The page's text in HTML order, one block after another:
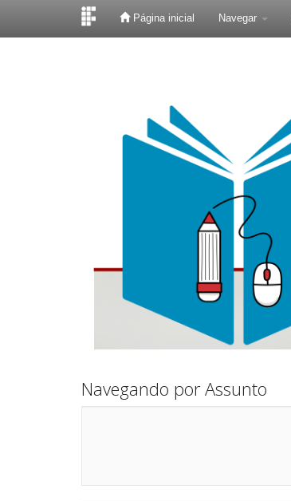
Página inicial Navegar
Navegando por Assunto